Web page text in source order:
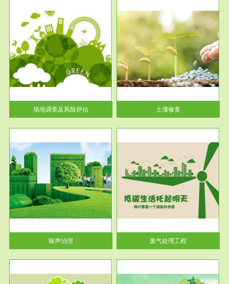
场地调查及风险评估
服务范围
土壤修复
土壤修复
噪声治理
服务范围
废气处理工程
废气处理工程